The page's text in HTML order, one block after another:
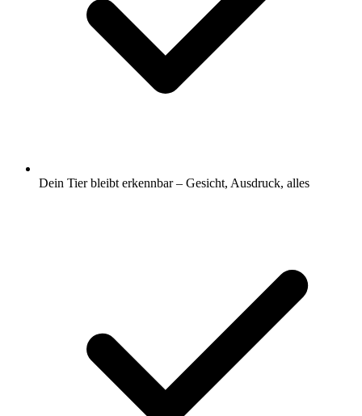
Dein Tier bleibt erkennbar – Gesicht, Ausdruck, alles